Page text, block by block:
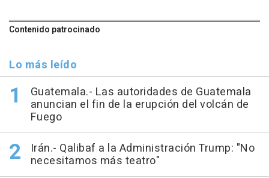
Contenido patrocinado
Lo más leído
Guatemala.- Las autoridades de Guatemala
anuncian el fin de la erupción del volcán de
Fuego
Irán.- Qalibaf a la Administración Trump: "No
necesitamos más teatro"